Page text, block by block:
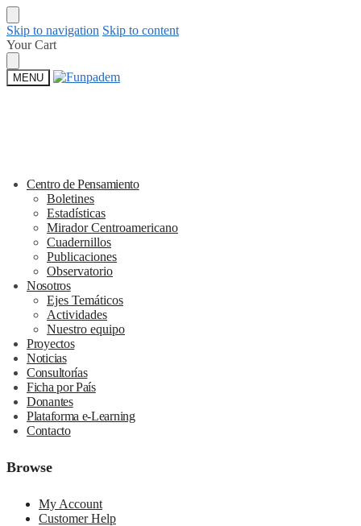
Skip to navigation Skip to content
Your Cart
MENU
Centro de Pensamiento
Boletines
Estadísticas
Mirador Centroamericano
Cuadernillos
Publicaciones
Observatorio
Nosotros
Ejes Temáticos
Actividades
Nuestro equipo
Proyectos
Noticias
Consultorías
Ficha por País
Donantes
Plataforma e-Learning
Contacto
Browse
My Account
Customer Help